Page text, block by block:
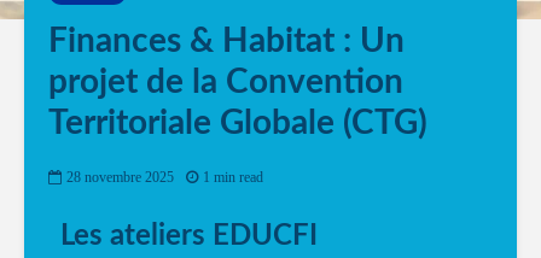
Finances & Habitat : Un
projet de la Convention
Territoriale Globale (CTG)
28 novembre 2025 1 min read
Les ateliers EDUCFI